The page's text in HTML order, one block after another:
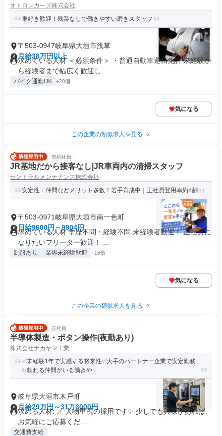
オトロンカーズ株式会社
車好き歓迎！残業なしで働きやすい磨きスタッフ
〒503-0947岐阜県大垣市浅草
月給38万円以上
求めている人材 ＜必須条件＞ ・普通自動車運転免許 未経験か
ら経験者まで幅広く歓迎し...
バイク通勤OK +20個
気になる
この企業の類似求人を見る
契約社員
JR基地だから接客なし|JR車両内の清掃スタッフ
セントラルメンテナンス株式会社
安定性・仲間などメリット多数！若手育成中｜正社員登用率約8割
〒503-0971岐阜県大垣市南一色町
日給9600円～9904円
求めている人材 学歴不問・経験不問 未経験者歓迎！ 正社員に
なりたいフリーター歓迎！ ...
制服あり 業界未経験歓迎 +16個
気になる
この企業の類似求人を見る
正社員
半導体製造・ボタン操作(夜勤あり)
株式会社ナカヤマ工業
✅️未経験1年で実感する将来性✅️大手のパートナー企業で安定勤務
✨️頼れる仲間がいる働きや...
岐阜県大垣市木戸町
月給29万円～31万6000円
求める人材: ／ 人物重視の採用です✨️ 少しでも興味があれば、
お気軽にご応募くだ...
交通費支給